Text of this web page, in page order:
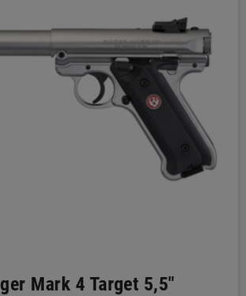
Mark 4 Target 5,5"